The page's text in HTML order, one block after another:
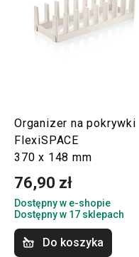
Organizer na pokrywki
FlexiSPACE
370 x 148 mm
76,90 zł
Dostępny w e-shopie
Dostępny w 17 sklepach
Do koszyka